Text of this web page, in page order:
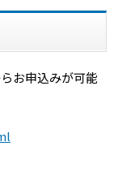
お申込みが可能